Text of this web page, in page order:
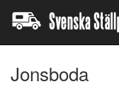
Jonsboda